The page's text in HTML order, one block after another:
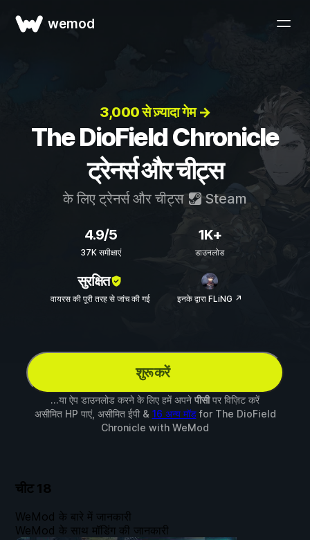
wemod
3,000 से ज़्यादा गेम →
The DioField Chronicle
ट्रेनर्स और चीट्स
के लिए ट्रेनर्स और चीट्स Steam
4.9/5
37K समीक्षाएं
1K+
डाउनलोड
सुरक्षित
वायरस की पूरी तरह से जांच की गई इनके द्वारा FLiNG ↗
शुरू करें
...या ऐप डाउनलोड करने के लिए हमें अपने पीसीपर विज़िट करें
असीमित HP पाएं, असीमित ईपी & 16 अन्य मॉडfor The DioField
Chronicle with WeMod
चीट 18
WeMod के बारे में जानकारी
WeMod के साथ मॉडिंग की जानकारी